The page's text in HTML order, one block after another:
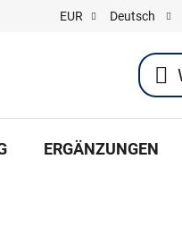
EUR Deutsch
ERGÄNZUNGEN